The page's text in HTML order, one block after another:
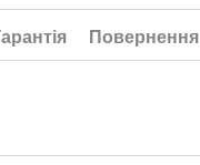
Повернення